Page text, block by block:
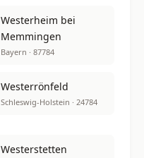
Westerheim bei
Memmingen
Bayern · 87784
Westerrönfeld
Schleswig-Holstein · 24784
Westerstetten